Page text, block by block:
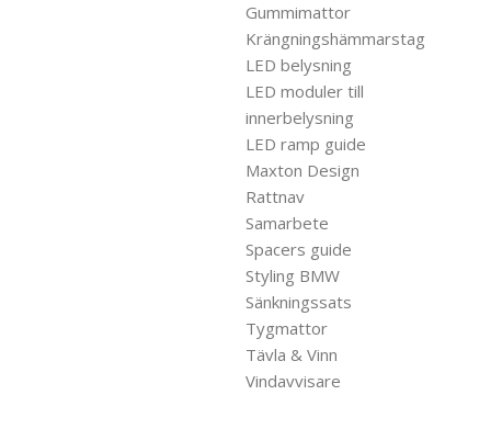
Gummimattor
Krängningshämmarstag
LED belysning
LED moduler till
innerbelysning
LED ramp guide
Maxton Design
Rattnav
Samarbete
Spacers guide
Styling BMW
Sänkningssats
Tygmattor
Tävla & Vinn
Vindavvisare